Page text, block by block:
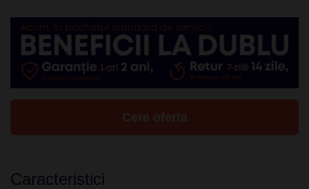
Cere oferta
Caracteristici